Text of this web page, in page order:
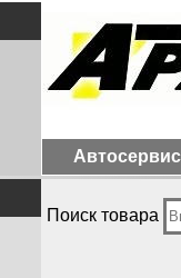
Автосервис
Поиск товара